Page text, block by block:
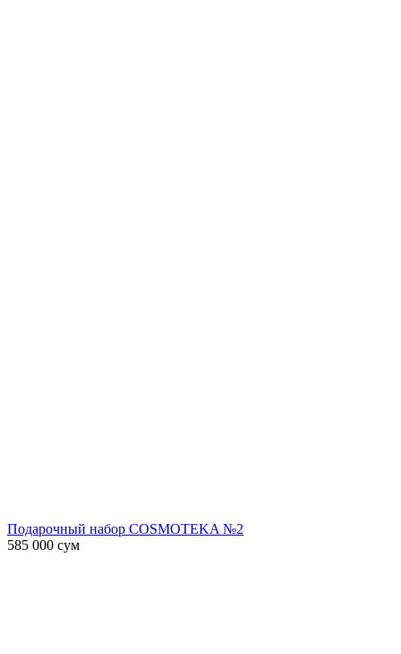
Подарочный набор COSMOTEKA №2
585 000 сум